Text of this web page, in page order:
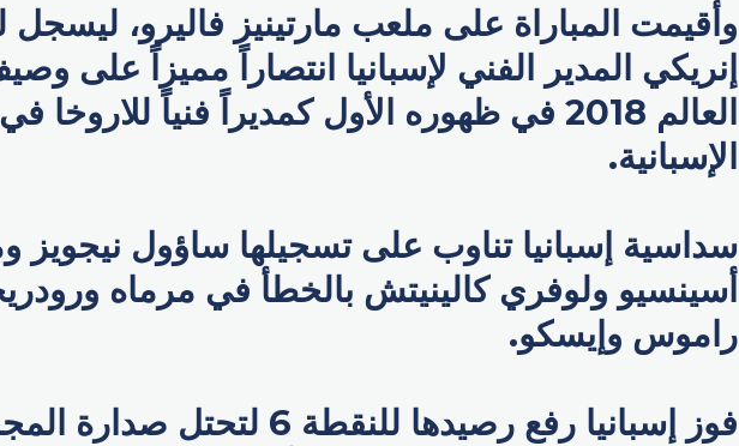
وأقيمت المباراة على ملعب مارتينيز فاليرو،
إنريكي المدير الفني لإسبانيا انتصاراً مميزاً على
العالم 2018 في ظهوره الأول كمديراً فنياً
الإسبانية.
سداسية إسبانيا تناوب على تسجيلها ساؤول نيجويز
أسينسيو ولوفري كالينيتش بالخطأ في مرماه
راموس وإيسكو.
فوز إسبانيا رفع رصيدها للنقطة 6